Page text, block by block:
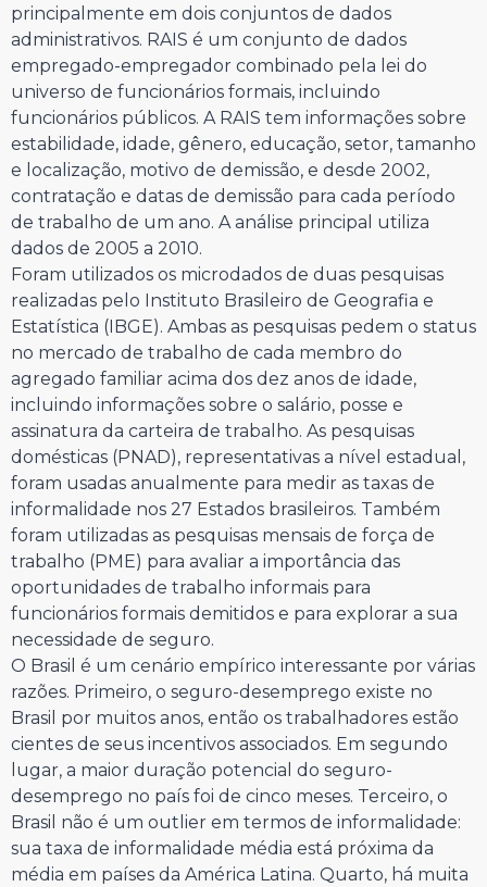
principalmente em dois conjuntos de dados
administrativos. RAIS é um conjunto de dados
empregado-empregador combinado pela lei do
universo de funcionários formais, incluindo
funcionários públicos. A RAIS tem informações sobre
estabilidade, idade, gênero, educação, setor, tamanho
e localização, motivo de demissão, e desde 2002,
contratação e datas de demissão para cada período
de trabalho de um ano. A análise principal utiliza
dados de 2005 a 2010.
Foram utilizados os microdados de duas pesquisas
realizadas pelo Instituto Brasileiro de Geografia e
Estatística (IBGE). Ambas as pesquisas pedem o status
no mercado de trabalho de cada membro do
agregado familiar acima dos dez anos de idade,
incluindo informações sobre o salário, posse e
assinatura da carteira de trabalho. As pesquisas
domésticas (PNAD), representativas a nível estadual,
foram usadas anualmente para medir as taxas de
informalidade nos 27 Estados brasileiros. Também
foram utilizadas as pesquisas mensais de força de
trabalho (PME) para avaliar a importância das
oportunidades de trabalho informais para
funcionários formais demitidos e para explorar a sua
necessidade de seguro.
O Brasil é um cenário empírico interessante por várias
razões. Primeiro, o seguro-desemprego existe no
Brasil por muitos anos, então os trabalhadores estão
cientes de seus incentivos associados. Em segundo
lugar, a maior duração potencial do seguro-
desemprego no país foi de cinco meses. Terceiro, o
Brasil não é um outlier em termos de informalidade:
sua taxa de informalidade média está próxima da
média em países da América Latina. Quarto, há muita